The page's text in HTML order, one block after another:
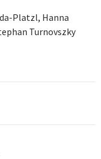
Platzl, Hanna
Turnovszky